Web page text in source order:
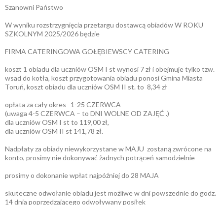
Szanowni Państwo
W wyniku rozstrzygnięcia przetargu dostawcą obiadów W ROKU
SZKOLNYM 2025/2026 będzie
FIRMA CATERINGOWA GOŁĘBIEWSCY CATERING
koszt 1 obiadu dla uczniów OSM I st wynosi 7 zł i obejmuje tylko tzw.
wsad do kotła, koszt przygotowania obiadu ponosi Gmina Miasta
Toruń, koszt obiadu dla uczniów OSM II st. to 8,34 zł
opłata za cały okres 1-25 CZERWCA
(uwaga 4-5 CZERWCA – to DNI WOLNE OD ZAJĘĆ .)
dla uczniów OSM I st to 119,00 zł,
dla uczniów OSM II st 141,78 zł.
Nadpłaty za obiady niewykorzystane w MAJU zostaną zwrócone na
konto, prosimy nie dokonywać żadnych potrąceń samodzielnie
prosimy o dokonanie wpłat najpóźniej do 28 MAJA
skuteczne odwołanie obiadu jest możliwe w dni powszednie do godz.
14 dnia poprzedzającego odwoływany posiłek